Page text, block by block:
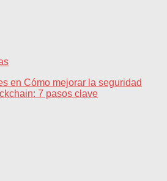
en Cómo mejorar la seguridad
7 pasos clave